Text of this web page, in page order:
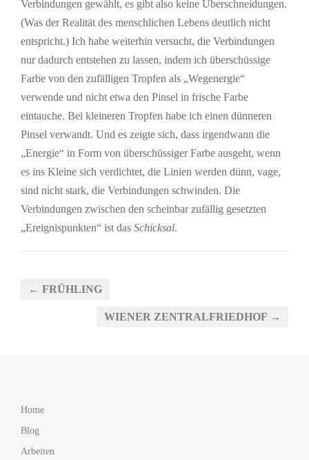
Verbindungen gewählt, es gibt also keine Überschneidungen.
(Was der Realität des menschlichen Lebens deutlich nicht
entspricht.) Ich habe weiterhin versucht, die Verbindungen
nur dadurch entstehen zu lassen, indem ich überschüssige
Farbe von den zufälligen Tropfen als „Wegenergie“
verwende und nicht etwa den Pinsel in frische Farbe
eintauche. Bei kleineren Tropfen habe ich einen dünneren
Pinsel verwandt. Und es zeigte sich, dass irgendwann die
„Energie“ in Form von überschüssiger Farbe ausgeht, wenn
es ins Kleine sich verdichtet, die Linien werden dünn, vage,
sind nicht stark, die Verbindungen schwinden. Die
Verbindungen zwischen den scheinbar zufällig gesetzten
„Ereignispunkten“ ist das Schicksal.
← FRÜHLING
WIENER ZENTRALFRIEDHOF →
Home
Blog
Arbeiten